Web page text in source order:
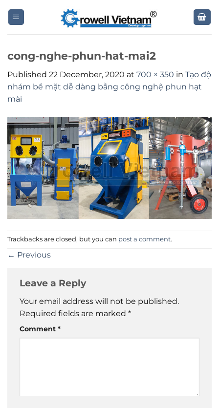
cong-nghe-phun-hat-mai2
Published 22 December, 2020 at 700 × 350 in Tạo độ
nhám bề mặt dễ dàng bằng công nghệ phun hạt
mài
Trackbacks are closed, but you can post a comment.
← Previous
Leave a Reply
Your email address will not be published.
Required fields are marked *
Comment *